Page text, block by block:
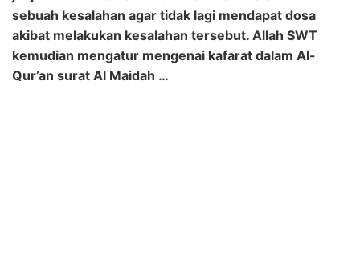
sebuah kesalahan agar tidak lagi mendapat dosa
akibat melakukan kesalahan tersebut. Allah SWT
kemudian mengatur mengenai kafarat dalam Al-
Qur’an surat Al Maidah …